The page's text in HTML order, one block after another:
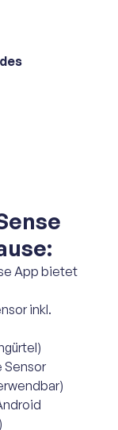
App bietet
inkl.
Sensor